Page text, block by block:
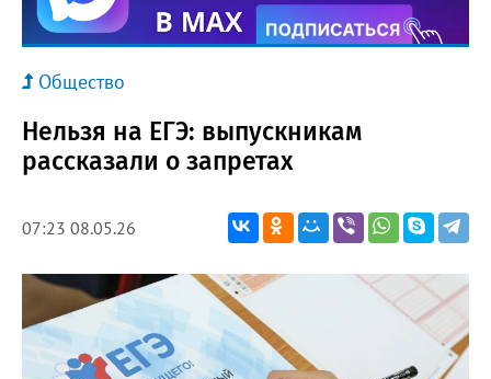
Общество
Нельзя на ЕГЭ: выпускникам
рассказали о запретах
07:23 08.05.26